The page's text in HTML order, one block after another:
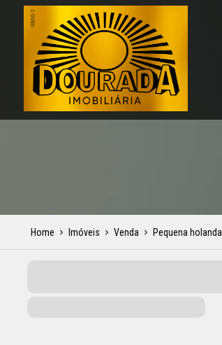
Home Imóveis Venda Pequena holanda